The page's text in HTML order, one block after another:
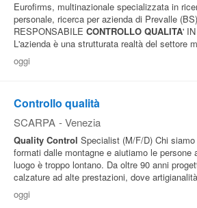
Eurofirms, multinazionale specializzata in
personale, ricerca per azienda di Prevalle
RESPONSABILE CONTROLLO QUALITA'
L'azienda è una strutturata realtà del settore
oggi
Controllo qualità
SCARPA - Venezia
Quality Control Specialist (M/F/D) Chi
formati dalle montagne e aiutiamo le persone
luogo è troppo lontano. Da oltre 90 anni
calzature ad alte prestazioni, dove
oggi